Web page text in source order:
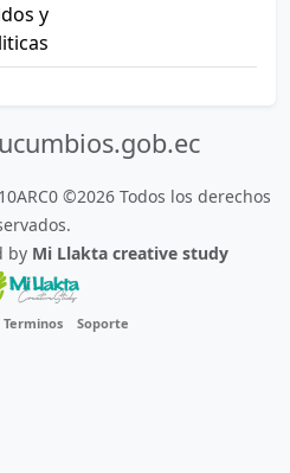
y
©2026 Todos los derechos
by Mi Llakta creative study
Terminos Soporte